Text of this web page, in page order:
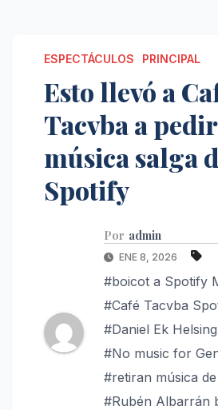
ESPECTÁCULOS PRINCIPAL
Esto llevó a
Tacvba a
música salga
Spotify
Por admin
ENE 8, 2026
#boicot a Spotify
#Café Tacvba
#Daniel Ek Helsing
#No music for
#retiran música
#Rubén Albarrán